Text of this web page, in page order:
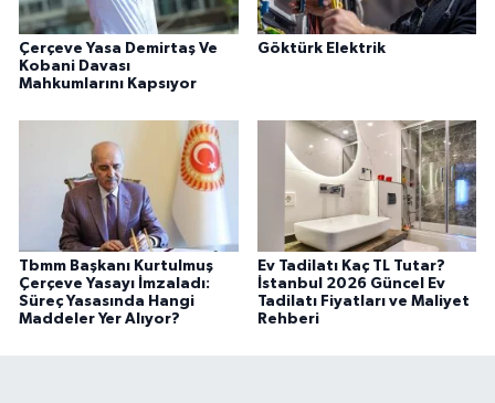
Çerçeve Yasa Demirtaş Ve
Kobani Davası
Mahkumlarını Kapsıyor
Göktürk Elektrik
Tbmm Başkanı Kurtulmuş
Çerçeve Yasayı İmzaladı:
Süreç Yasasında Hangi
Maddeler Yer Alıyor?
Ev Tadilatı Kaç TL Tutar?
İstanbul 2026 Güncel Ev
Tadilatı Fiyatları ve Maliyet
Rehberi